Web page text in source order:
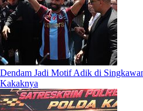
Dendam Jadi Motif Adik di
Kakaknya